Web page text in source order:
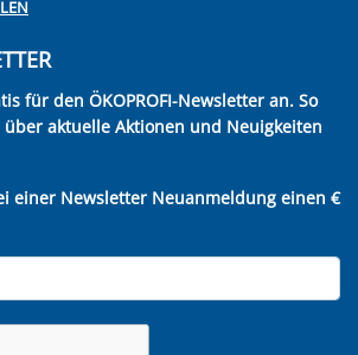
für den ÖKOPROFI-Newsletter an. So
aktuelle Aktionen und Neuigkeiten
einer Newsletter Neuanmeldung einen €